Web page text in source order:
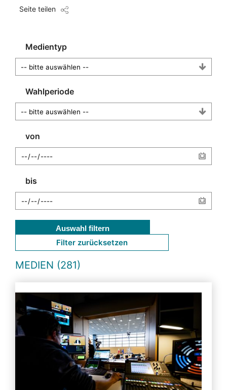
Seite teilen
Medientyp
Wahlperiode
von
bis
Auswahl filtern
Filter zurücksetzen
MEDIEN (281)